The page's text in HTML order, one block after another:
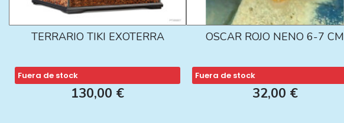
TERRARIO TIKI EXOTERRA
Fuera de stock
130,00 €
OSCAR ROJO NENO 6-7 CM
Fuera de stock
32,00 €